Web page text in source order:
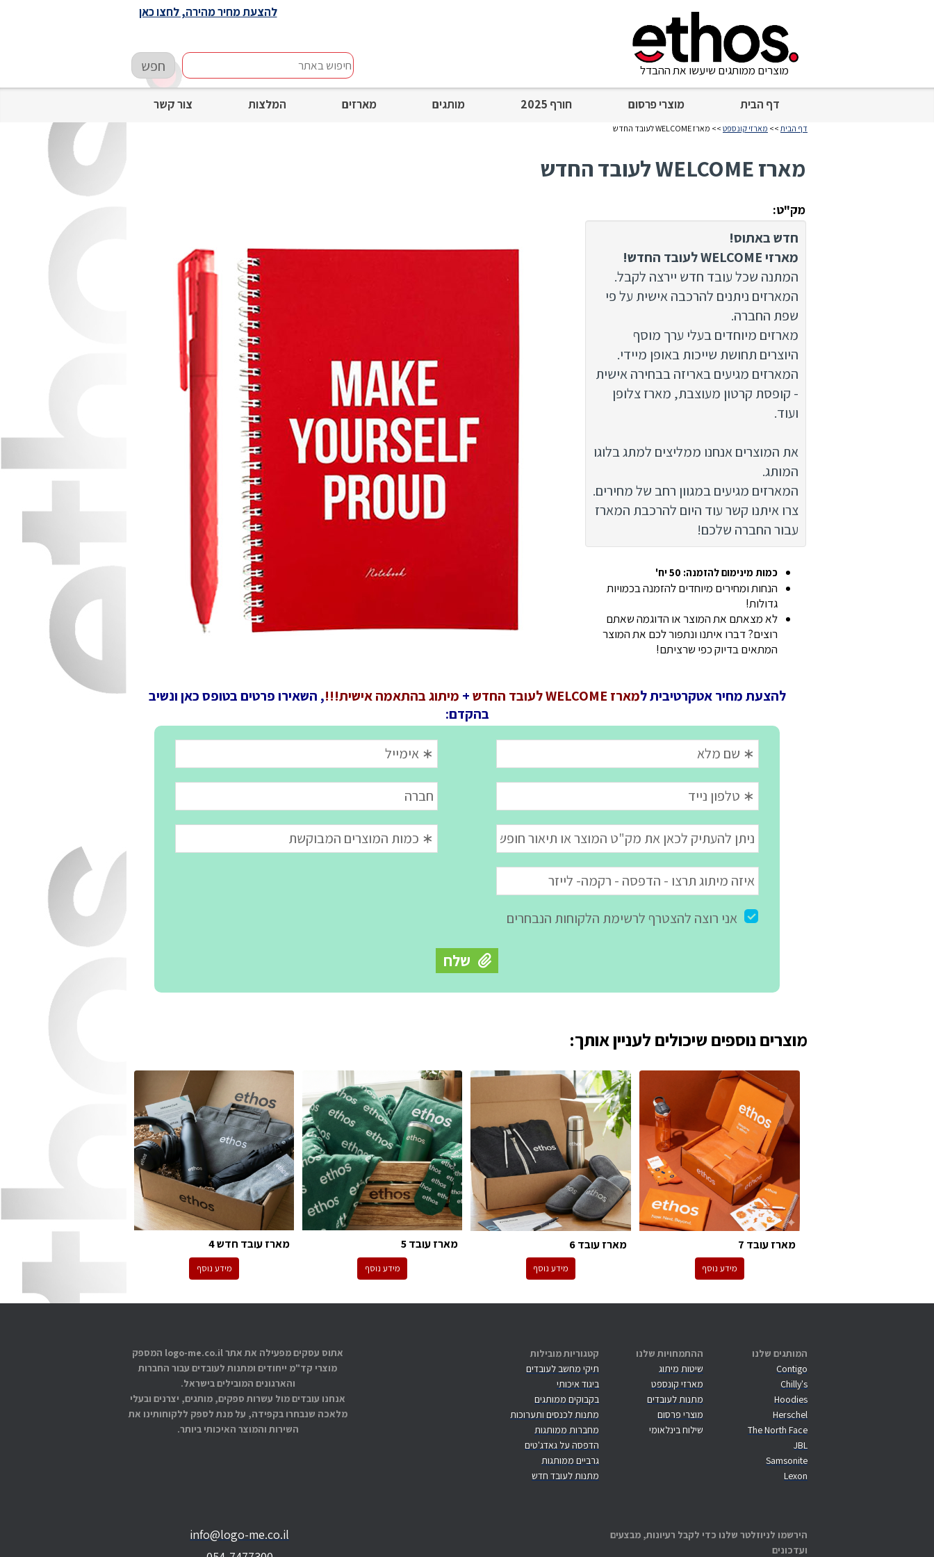
דף הבית מוצרי פרסום חורף 2025 מותגים מארזים המלצות צור קשר
חיפוש
באתר
חפש מוצרים ממותגים שיעשו את ההבדל
להצעת מחיר מהירה, לחצו כאן
דף הבית >> מארזי קונספט >> מארז WELCOME לעובד החדש
מארז WELCOME לעובד החדש
מק"ט:
חדש באתוס!
מארזי WELCOME לעובד החדש!
המתנה שכל עובד חדש יירצה לקבל.
המארזים ניתנים להרכבה אישית על פי
שפת החברה.
מארזים מיוחדים בעלי ערך מוסף
היוצרים תחושת שייכות באופן מיידי.
המארזים מגיעים באריזה בבחירה אישית
- קופסת קרטון מעוצבת, מארז צלופן
ועוד.
את המוצרים אנחנו ממליצים למתג בלוגו
המותג.
המארזים מגיעים במגוון רחב של מחירים.
צרו איתנו קשר עוד היום להרכבת המארז
עבור החברה שלכם!
כמות מינימום להזמנה: 50 יח'
הנחות ומחירים מיוחדים להזמנה בכמויות
גדולות!
לא מצאתם את המוצר או הדוגמה שאתם
רוצים? דברו איתנו ונתפור לכם את המוצר
המתאים בדיוק כפי שרציתם!
להצעת מחיר אטקרטיבית למארז WELCOME לעובד החדש + מיתוג בהתאמה אישית!!!, השאירו פרטים בטופס כאן ונשיב
בהקדם:
מוצרים נוספים שיכולים לעניין אותך:
מארז עובד 7
מידע נוסף
מארז עובד 6
מידע נוסף
מארז עובד 5
מידע נוסף
מארז עובד חדש 4
מידע נוסף
המותגים שלנו
Contigo
Chilly's
Hoodies
Herschel
The North Face
JBL
Samsonite
Lexon
ההתמחויות שלנו
שיטות מיתוג
מארזי קונספט
מתנות לעובדים
מוצרי פרסום
שילוח בינלאומי
קטגוריות מובילות
תיקי מחשב לעובדים
ביגוד איכותי
בקבוקים ממותגים
מתנות לכנסים ותערוכות
מחברות ממותגות
הדפסה על גאדג'טים
גרביים ממותגות
מתנות לעובד חדש
אתוס עסקים מפעילה את אתר logo-me.co.il המספק
מוצרי קד"מ ייחודים ומתנות לעובדים עבור החברות
והארגונים המובילים בישראל.
אנחנו עובדים מול עשרות ספקים, מותגים, יצרנים ובעלי
מלאכה שנבחרו בקפידה, על מנת לספק ללקוחותינו את
השירות והמוצר האיכותי ביותר.
הירשמו לניוזלטר שלנו כדי לקבל רעיונות, מבצעים
ועדכונים
info@logo-me.co.il